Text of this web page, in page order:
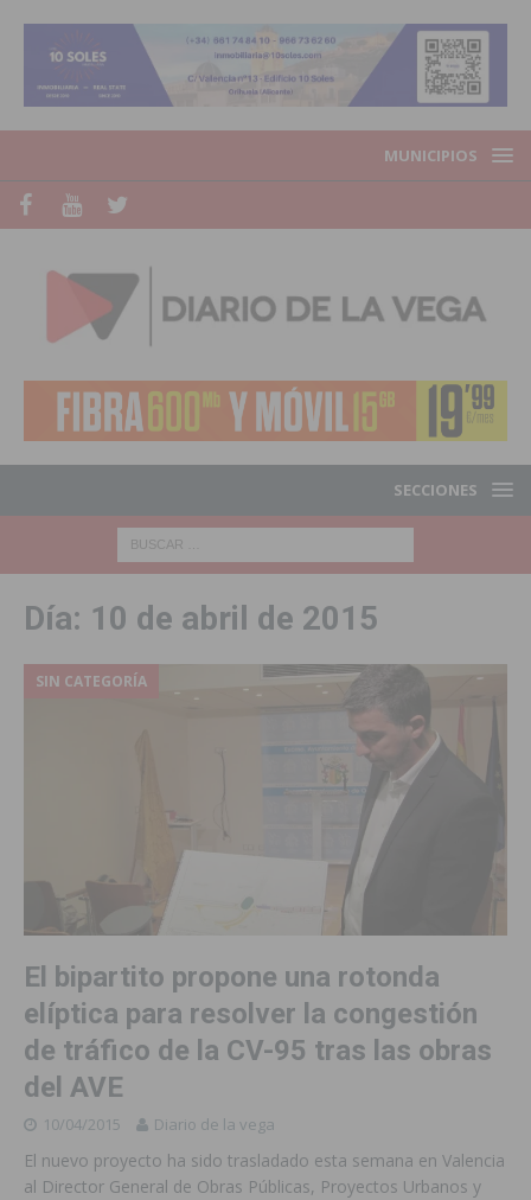
MUNICIPIOS
SECCIONES
Día: 10 de abril de 2015
SIN CATEGORÍA
El bipartito propone una rotonda
elíptica para resolver la congestión
de tráfico de la CV-95 tras las obras
del AVE
10/04/2015 Diario de la vega
El nuevo proyecto ha sido trasladado esta semana en Valencia
al Director General de Obras Públicas, Proyectos Urbanos y